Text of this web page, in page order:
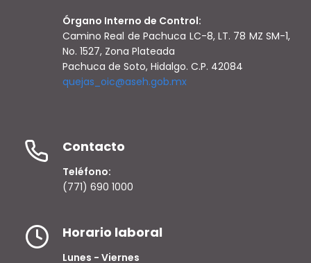
Órgano Interno de Control:
Camino Real de Pachuca LC-8, LT. 78 MZ SM-1,
No. 1527, Zona Plateada
Pachuca de Soto, Hidalgo. C.P. 42084
quejas_oic@aseh.gob.mx
Contacto
Teléfono:
(771) 690 1000
Horario laboral
Lunes - Viernes